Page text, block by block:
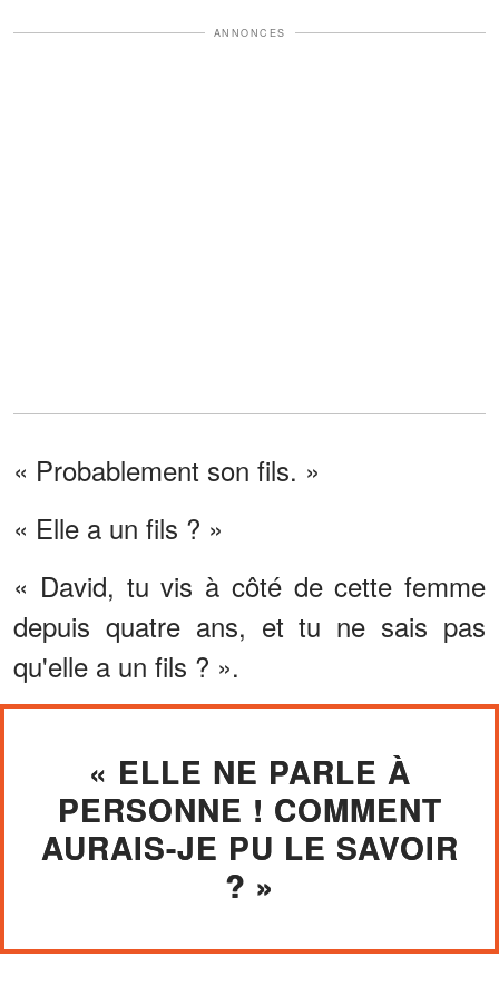
ANNONCES
« Probablement son fils. »
« Elle a un fils ? »
« David, tu vis à côté de cette femme
depuis quatre ans, et tu ne sais pas
qu'elle a un fils ? ».
« ELLE NE PARLE À
PERSONNE ! COMMENT
AURAIS-JE PU LE SAVOIR
? »